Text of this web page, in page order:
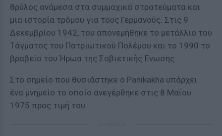
θρύλος ανάμεσα στα συμμαχικά στρατεύματα και
μια ιστορία τρόμου για τους Γερμανούς. Στις 9
Δεκεμβρίου 1942, του απονεμήθηκε το μετάλλιο του
Τάγματος του Πατριωτικού Πολέμου και το 1990 το
βραβείο του Ήρωα της Σοβιετικής Ένωσης.
Στο σημείο που θυσιάστηκε ο Panikakha υπάρχει
ένα μνημείο το οποίο ανεγέρθηκε στις 8 Μαΐου
1975 προς τιμή του.